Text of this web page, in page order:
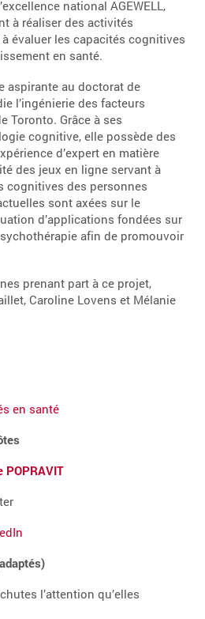
national AGEWELL,
à réaliser des activités
évaluer les capacités cognitives
en santé.
aspirante au doctorat de
l’ingénierie des facteurs
Toronto. Grâce à ses
cognitive, elle possède des
d’expert en matière
des jeux en ligne servant à
cognitives des personnes
sont axées sur le
d’applications fondées sur
afin de promouvoir
prenant part à ce projet,
Caroline Lovens et Mélanie
en santé
POPRAVIT
l’attention qu’elles